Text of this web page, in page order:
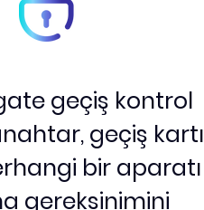
geçiş kontrol
geçiş kartı
bir aparatı
gereksinimini